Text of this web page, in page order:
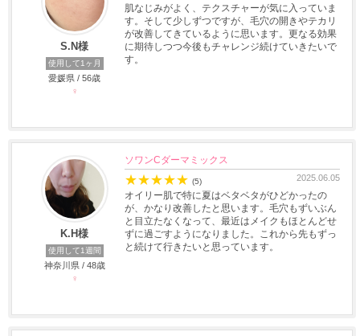
S.N様
使用して1ヶ月
愛媛県 / 56歳
♀
肌なじみがよく、テクスチャーが気に入っていま
す。そして少しずつですが、毛穴の開きやテカリ
が改善してきているように思います。更なる効果
に期待しつつ今後もチャレンジ続けていきたいで
す。
K.H様
使用して1週間
神奈川県 / 48歳
♀
ソワンCダーマミックス
★★★★★ (5) 2025.06.05
オイリー肌で特に夏はベタベタがひどかったの
が、かなり改善したと思います。毛穴もずいぶん
と目立たなくなって、最近はメイクもほとんどせ
ずに過ごすようになりました。これから先もずっ
と続けて行きたいと思っています。